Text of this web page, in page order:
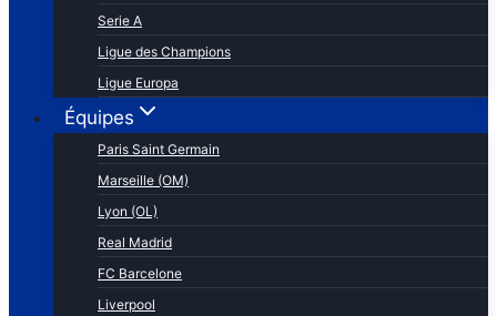
Serie A
Ligue des Champions
Ligue Europa
Équipes
Paris Saint Germain
Marseille (OM)
Lyon (OL)
Real Madrid
FC Barcelone
Liverpool